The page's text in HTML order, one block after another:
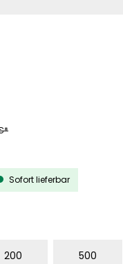
Sofort lieferbar
200 500